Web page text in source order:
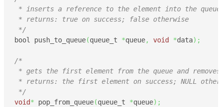
* inserts a reference to the element into the queue
* returns: true on success; false otherwise
*/
bool push_to_queue(queue_t *queue, void *data) ;
/*
* gets the first element from the queue and
* returns: the first element on success; NULL
*/
void* pop_from_queue(queue_t *queue) ;